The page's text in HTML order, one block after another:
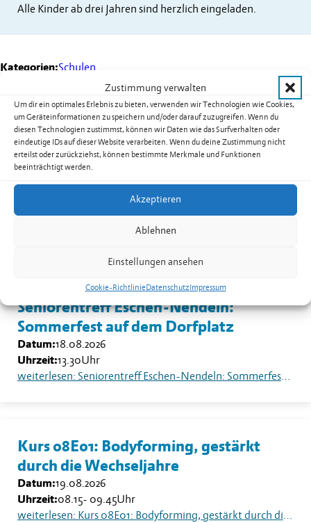
Zustimmung verwalten
Um dir ein optimales Erlebnis zu bieten, verwenden wir Technologien wie Cookies,
um Geräteinformationen zu speichern und/oder darauf zuzugreifen. Wenn du
diesen Technologien zustimmst, können wir Daten wie das Surfverhalten oder
eindeutige IDs auf dieser Website verarbeiten. Wenn du deine Zustimmung nicht
erteilst oder zurückziehst, können bestimmte Merkmale und Funktionen
beeinträchtigt werden.
Akzeptieren
Ablehnen
Einstellungen ansehen
Cookie-RichtlinieDatenschutzImpressum
Alle Kinder ab drei Jahren sind herzlich eingeladen.
Kategorien:Schulen
Weitere Termine
Kurs 08B02: Yoga für Männer in
Nendeln
weiterlesen: Kurs 08B02: Yoga für Männer in Nendeln
Seniorentreff Eschen-Nendeln:
Sommerfest auf dem Dorfplatz
Datum:18.08.2026
Uhrzeit:13.30Uhr
weiterlesen: Seniorentreff Eschen-Nendeln: Sommerfest auf dem Dorfplatz
Kurs 08E01: Bodyforming, gestärkt
durch die Wechseljahre
Datum:19.08.2026
Uhrzeit:08.15- 09.45Uhr
weiterlesen: Kurs 08E01: Bodyforming, gestärkt durch die Wechseljahre